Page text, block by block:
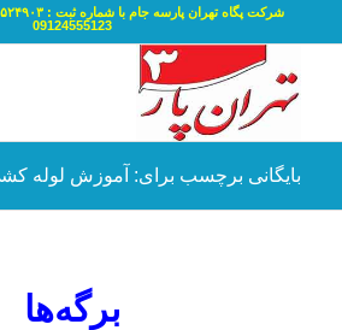
09124555123
بایگانی برچسب برای: آموزش لوله
برگه‌ها